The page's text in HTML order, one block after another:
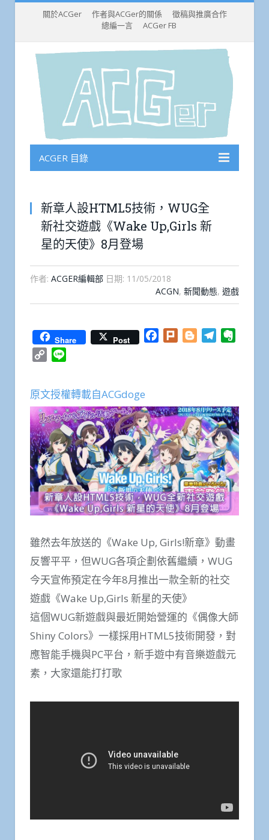
關於ACGer 作者與ACGer的關係
徵稿與推廣合作
總編一言
ACGer FB
ACGER 目錄
新章人設HTML5技術，WUG全
新社交遊戲《Wake Up,Girls 新
星的天使》8月登場
作者: ACGER編輯部 日期: 11/05/2018
ACGN, 新聞動態, 遊戲
Share Post Facebook
Plurk BloggerTelegram
Copy
原文授權轉載自ACGdoge
雖然去年放送的《Wake Up, Girls!新章》動畫
反響平平，但WUG各項企劃依舊繼續，WUG
今天宣佈預定在今年8月推出一款全新的社交
遊戲《Wake Up,Girls 新星的天使》
這個WUG新遊戲與最近開始營運的《偶像大師
Shiny Colors》一樣採用HTML5技術開發，對
應智能手機與PC平台，新手遊中有音樂遊戲元
素，大家還能打打歌